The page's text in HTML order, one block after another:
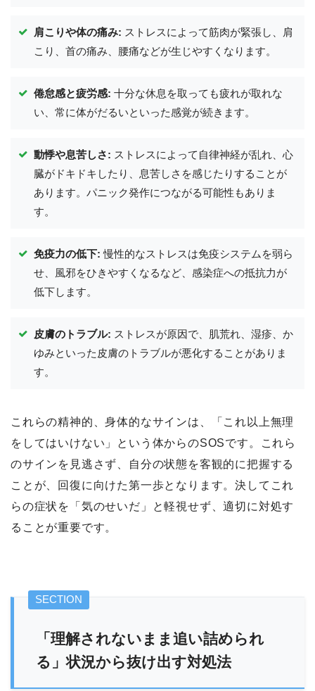
肩こりや体の痛み: ストレスによって筋肉が緊張し、肩
こり、首の痛み、腰痛などが生じやすくなります。
倦怠感と疲労感: 十分な休息を取っても疲れが取れな
い、常に体がだるいといった感覚が続きます。
動悸や息苦しさ: ストレスによって自律神経が乱れ、心
臓がドキドキしたり、息苦しさを感じたりすることが
あります。パニック発作につながる可能性もありま
す。
免疫力の低下: 慢性的なストレスは免疫システムを弱ら
せ、風邪をひきやすくなるなど、感染症への抵抗力が
低下します。
皮膚のトラブル: ストレスが原因で、肌荒れ、湿疹、か
ゆみといった皮膚のトラブルが悪化することがありま
す。
これらの精神的、身体的なサインは、「これ以上無理
をしてはいけない」という体からのSOSです。これら
のサインを見逃さず、自分の状態を客観的に把握する
ことが、回復に向けた第一歩となります。決してこれ
らの症状を「気のせいだ」と軽視せず、適切に対処す
ることが重要です。
「理解されないまま追い詰められ
る」状況から抜け出す対処法